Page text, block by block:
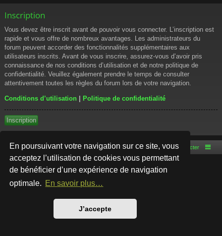
En poursuivant votre navigation sur ce site, vous
acceptez l’utilisation de cookies vous permettant
de bénéficier d’une expérience de navigation
optimale. En savoir plus…
J’accepte
Inscription
Vous devez être inscrit avant de pouvoir vous connecter. L’inscription est
rapide et vous offre de nombreux avantages. Les administrateurs du
forum peuvent accorder des fonctionnalités supplémentaires aux
utilisateurs inscrits. Avant de vous inscrire, assurez-vous d’avoir pris
connaissance de nos conditions d’utilisation et de notre politique de
confidentialité. Veuillez également prendre le temps de consulter
attentivement toutes les règles du forum lors de votre navigation.
Conditions d’utilisation | Politique de confidentialité
Inscription
Accueil du forum Nous contacter
Développé parphpBB® Forum Software © phpBB Limited
Style par
Traduction française officielle